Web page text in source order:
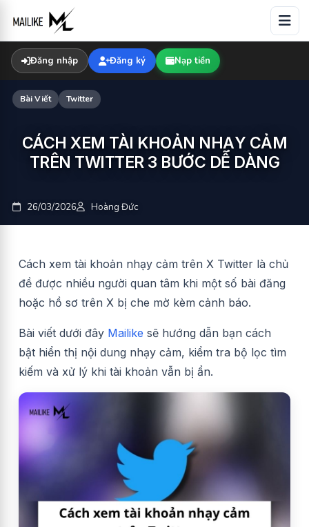
content
Đăng nhập Đăng ký Nạp tiền
Bài Viết Twitter
CÁCH XEM TÀI KHOẢN NHẠY CẢM
TRÊN TWITTER 3 BƯỚC DỄ DÀNG
26/03/2026 Hoàng Đức
Cách xem tài khoản nhạy cảm trên X Twitter là chủ
đề được nhiều người quan tâm khi một số bài đăng
hoặc hồ sơ trên X bị che mờ kèm cảnh báo.
Bài viết dưới đây Mailike sẽ hướng dẫn bạn cách
bật hiển thị nội dung nhạy cảm, kiểm tra bộ lọc tìm
kiếm và xử lý khi tài khoản vẫn bị ẩn.